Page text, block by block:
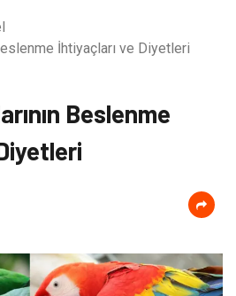
İhtiyaçları ve Diyetleri
Beslenme